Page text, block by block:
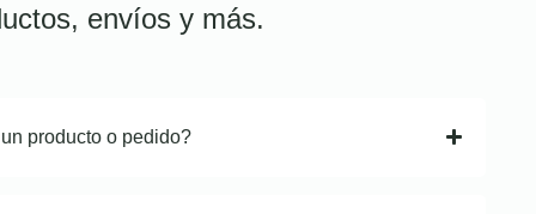
envíos y más.
producto o pedido?